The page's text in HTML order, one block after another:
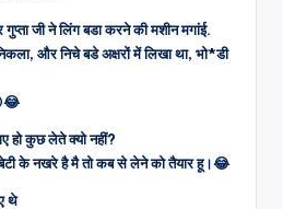
जी ने लिंग बडा करने की मशीन मगांई.
और निचे बडे अक्षरों में लिखा था, भो*डी
हो कुछ लेते क्यो नहीं?
के नखरे है मै तो कब से लेने को तैयार हू।😂
थे